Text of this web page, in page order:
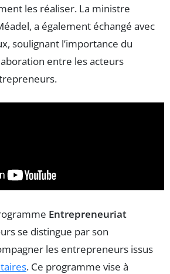
les réaliser. La ministre
a également échangé avec
soulignant l’importance du
entre les acteurs
Entrepreneuriat
se distingue par son
les entrepreneurs issus
. Ce programme vise à